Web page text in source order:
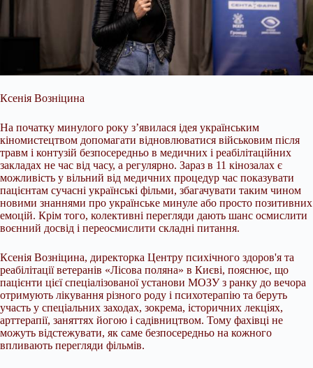
Ксенія Возніцина
На початку минулого року з’явилася ідея українським
кіномистецтвом допомагати відновлюватися військовим після
травм і контузій безпосередньо в медичних і реабілітаційних
закладах не час від часу, а регулярно. Зараз в 11 кінозалах є
можливість у вільний від медичних процедур час показувати
пацієнтам сучасні українські фільми, збагачувати таким чином
новими знаннями про українське минуле або просто позитивних
емоцій. Крім того, колективні перегляди дають шанс осмислити
воєнний досвід і переосмислити складні питання.
Ксенія Возніцина, директорка Центру психічного здоров'я та
реабілітації ветеранів «Лісова поляна» в Києві, пояснює, що
пацієнти цієї спеціалізованої установи МОЗУ з ранку до вечора
отримують лікування різного роду і психотерапію та беруть
участь у спеціальних заходах, зокрема, історичних лекціях,
арттерапії, заняттях йогою і садівництвом. Тому фахівці не
можуть відстежувати, як саме безпосередньо на кожного
впливають перегляди фільмів.